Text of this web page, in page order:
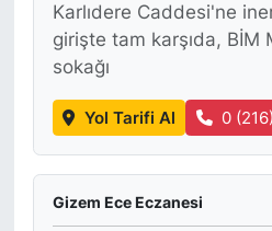
Karlıdere Caddesi'ne
girişte tam karşıda, BİM
sokağı
Yol Tarifi Al 0
Gizem Ece Eczanesi